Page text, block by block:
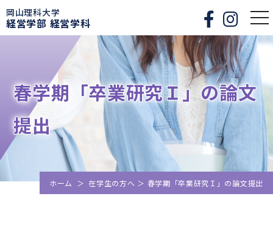
岡山理科大学
経営学部 経営学科
春学期「卒業研究Ｉ」の論文
提出
ホーム ＞ 在学生の方へ ＞ 春学期「卒業研究Ｉ」の論文提出